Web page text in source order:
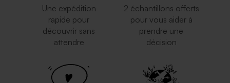
Une expédition
rapide pour
découvrir sans
attendre
2 échantillons offerts
pour vous aider à
prendre une
décision